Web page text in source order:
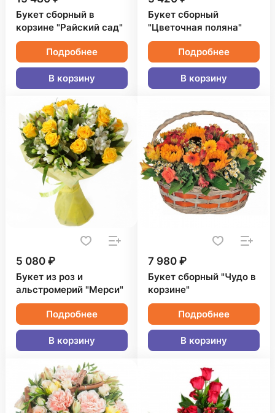
Букет сборный в
корзине "Райский сад"
Подробнее
В корзину
Букет сборный
"Цветочная поляна"
Подробнее
В корзину
5 080 ₽
Букет из роз и
альстромерий "Мерси"
Подробнее
В корзину
7 980 ₽
Букет сборный "Чудо в
корзине"
Подробнее
В корзину